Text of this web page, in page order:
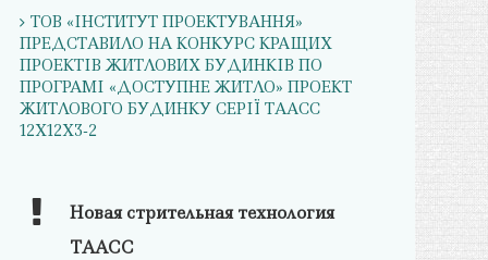
ТОВ «ІНСТИТУТ ПРОЕКТУВАННЯ»
ПРЕДСТАВИЛО НА КОНКУРС КРАЩИХ
ПРОЕКТІВ ЖИТЛОВИХ БУДИНКІВ ПО
ПРОГРАМІ «ДОСТУПНЕ ЖИТЛО» ПРОЕКТ
ЖИТЛОВОГО БУДИНКУ СЕРІЇ ТААСС
12Х12Х3-2
Новая стрительная технология
ТААСС